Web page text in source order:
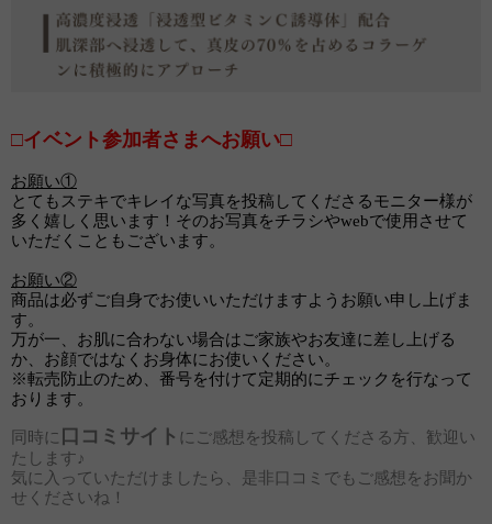
□イベント参加者さまへお願い□
お願い①
とてもステキでキレイな写真を投稿してくださるモニター様が
多く嬉しく思います！そのお写真をチラシやwebで使用させて
いただくこともございます。
お願い②
商品は必ずご自身でお使いいただけますようお願い申し上げま
す。
万が一、お肌に合わない場合はご家族やお友達に差し上げる
か、お顔ではなくお身体にお使いください。
※転売防止のため、番号を付けて定期的にチェックを行なって
おります。
同時に 口コミサイト にご感想を投稿してくださる方、歓迎い
たします♪
気に入っていただけましたら、是非口コミでもご感想をお聞か
せくださいね！